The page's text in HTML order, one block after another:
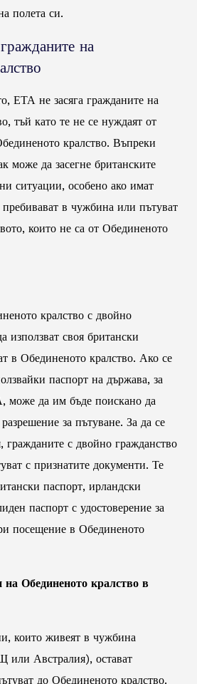
полета си.
на
ЕТА не засяга гражданите на
тъй като те не се нуждаят от
кралство. Въпреки
може да засегне британските
ситуации, особено ако имат
в чужбина или пътуват
които не са от Обединеното
кралство с двойно
използват своя британски
в Обединеното кралство. Ако се
паспорт на държава, за
може да им бъде поискано да
за пътуване. За да се
гражданите с двойно гражданство
с признатите документи. Те
паспорт, ирландски
паспорт с удостоверение за
посещение в Обединеното
Обединеното кралство в
които живеят в чужбина
Австралия), остават
до Обединеното кралство.